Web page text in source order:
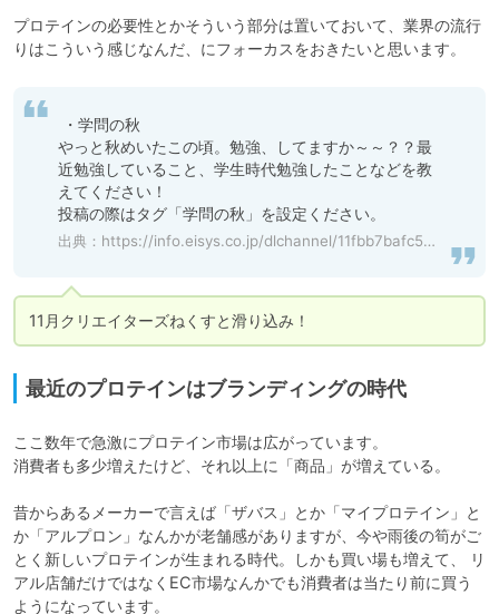
プロテインの必要性とかそういう部分は置いておいて、業界の流行
りはこういう感じなんだ、にフォーカスをおきたいと思います。
やっと秋めいたこの頃。勉強、してますか～～？？最
近勉強していること、学生時代勉強したことなどを教
えてください！
投稿の際はタグ「学問の秋」を設定ください。
出典： https://info.eisys.co.jp/dlchannel/11fbb7bafc5ed357
11月クリエイターズねくすと滑り込み！
最近のプロテインはブランディングの時代
ここ数年で急激にプロテイン市場は広がっています。
消費者も多少増えたけど、それ以上に「商品」が増えている。
昔からあるメーカーで言えば「ザバス」とか「マイプロテイン」と
か「アルプロン」なんかが老舗感がありますが、今や雨後の筍がご
とく新しいプロテインが生まれる時代。しかも買い場も増えて、 リ
アル店舗だけではなくEC市場なんかでも消費者は当たり前に買う
ようになっています。